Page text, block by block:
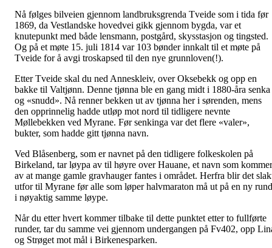
Nå følges bilveien gjennom landbruksgrenda Tveide som i tida før
1869, da Vestlandske hovedvei gikk gjennom bygda, var et
knutepunkt med både lensmann, postgård, skysstasjon og tingsted.
Og på et møte 15. juli 1814 var 103 bønder innkalt til et møte på
Tveide for å avgi troskapsed til den nye grunnloven(!).
Etter Tveide skal du ned Anneskleiv, over Oksebekk og opp en
bakke til Valtjønn. Denne tjønna ble en gang midt i 1880-åra senka
og «snudd». Nå renner bekken ut av tjønna her i sørenden, mens
den opprinnelig hadde utløp mot nord til tidligere nevnte
Møllebekken ved Myrane. Før senkinga var det flere «valer»,
bukter, som hadde gitt tjønna navn.
Ved Blåsenberg, som er navnet på den tidligere folkeskolen på
Birkeland, tar løypa av til høyre over Hauane, et navn som kommer
av at mange gamle gravhauger fantes i området. Herfra blir det
utfor til Myrane før alle som løper halvmaraton må ut på en ny
i nøyaktig samme løype.
Når du etter hvert kommer tilbake til dette punktet etter to fullførte
runder, tar du samme vei gjennom undergangen på Fv402, opp
og Strøget mot mål i Birkenesparken.